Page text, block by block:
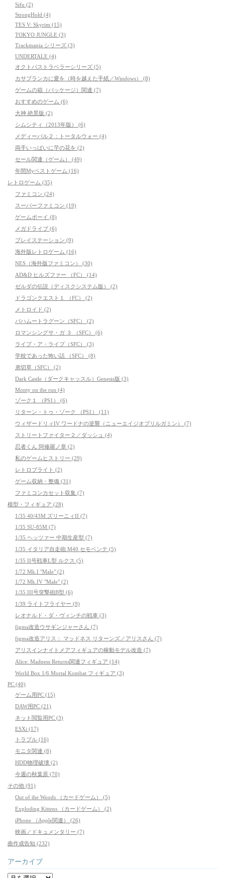
Sifu (2)
StrongHold (4)
TES V: Skyrim (15)
TOKYO JUNGLE (3)
Trackmania シリーズ (3)
UNDERTALE (4)
オクトパストラベラーシリーズ (5)
カサブランカに愛を（時を越えた手紙／Windows） (8)
ゲームの箱（パッケージ）関連 (7)
おすすめのゲーム (6)
大神 絶景版 (2)
シムシティ（2013年版） (6)
メディーバル２：トータルウォー (4)
両手いっぱいに芋の花を (2)
セール関連（ゲーム） (49)
年間Myベストゲーム (16)
レトロゲーム (35)
ファミコン (24)
スーパーファミコン (19)
ゲームボーイ (8)
メガドライブ (6)
プレイステーション (9)
海外版レトロゲーム (16)
NES（海外版ファミコン） (30)
AD&D ヒルズファー （FC） (14)
ゼルダの伝説（ディスクシステム版） (2)
ドラゴンクエスト１ （FC） (2)
メトロイド (2)
バハムートラグーン（SFC） (2)
ロマンシングサ・ガ ３ （SFC） (6)
ライブ・ア・ライブ（SFC） (3)
学校であった怖い話 （SFC） (8)
弟切草（SFC） (2)
Dark Castle（ダークキャッスル）Genesis版 (3)
Monty on the run (4)
ゾーク１ （PS1） (6)
リターン・トゥ・ゾーク （PS1） (11)
ウィザードリィIV ワードナの逆襲（ニューエイジオブリルガミン） (7)
ストリートファイター２／ダッシュ (4)
忍者くん 阿修羅ノ章 (2)
私のゲームヒストリー (29)
レトロブライト (2)
ゲーム収納・整備 (31)
ファミコンカセット収集 (7)
模型・フィギュア (28)
1/35 40/43M ズリーニィII (7)
1/35 SU-85M (7)
1/35 ヘッツァー 中期生産型 (7)
1/35 イタリア自走砲 M40 セモベンテ (5)
1/35 II号戦車L型 ルクス (5)
1/72 Mk.I "Male" (2)
1/72 Mk.IV "Male" (2)
1/35 III号突撃砲B型 (6)
1/39 ライトフライヤー (9)
レオナルド・ダ・ヴィンチの戦車 (3)
figma改造ウサギンジャーさん (7)
figma改造アリス： マッドネス リターンズ／アリスさん (7)
アリスインナイトメアフィギュアの稼動モデル改造 (7)
Alice: Madness Returns関連フィギュア (14)
World Box 1/6 Mortal Kombat フィギュア (3)
PC (40)
ゲーム用PC (15)
DAW用PC (21)
ネット閲覧用PC (3)
ESXi (17)
トラブル (16)
モニタ関連 (8)
HDD物理破壊 (2)
今週の秋葉原 (70)
その他 (91)
Out of the Woods （カードゲーム） (5)
Exploding Kittens （カードゲーム） (2)
iPhone （Apple関連） (26)
映画／ドキュメンタリー (7)
曲作成告知 (232)
アーカイブ